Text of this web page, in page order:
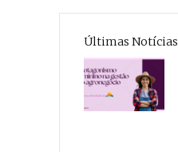
Últimas Notícias